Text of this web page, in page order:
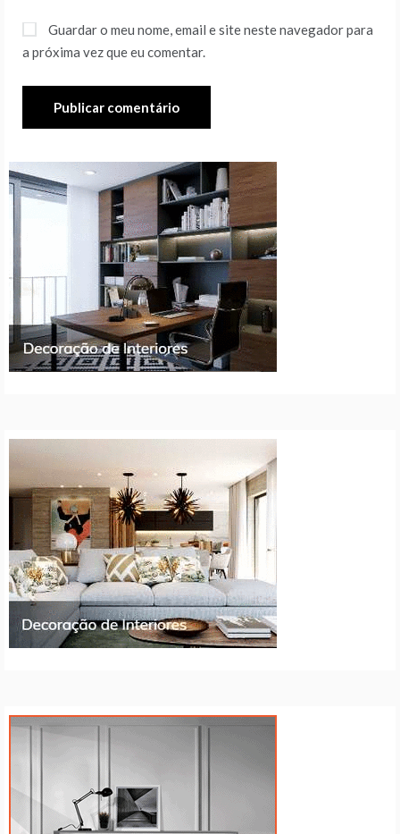
Guardar o meu nome, email e site neste navegador para
a próxima vez que eu comentar.